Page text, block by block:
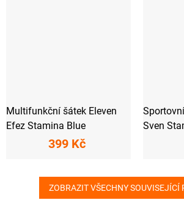
Multifunkční šátek Eleven
Efez Stamina Blue
399 Kč
Sven
ZOBRAZIT VŠECHNY SOUVISEJÍCÍ